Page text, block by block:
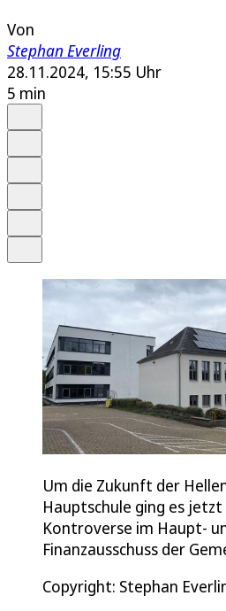
Von
Stephan Everling
28.11.2024, 15:55 Uhr
5 min
Um die Zukunft der
Hauptschule ging es
Kontroverse im Haupt-
Finanzausschuss der
Copyright: Stephan